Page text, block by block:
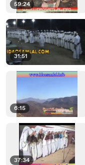
59:24
31:51
6:15
37:34